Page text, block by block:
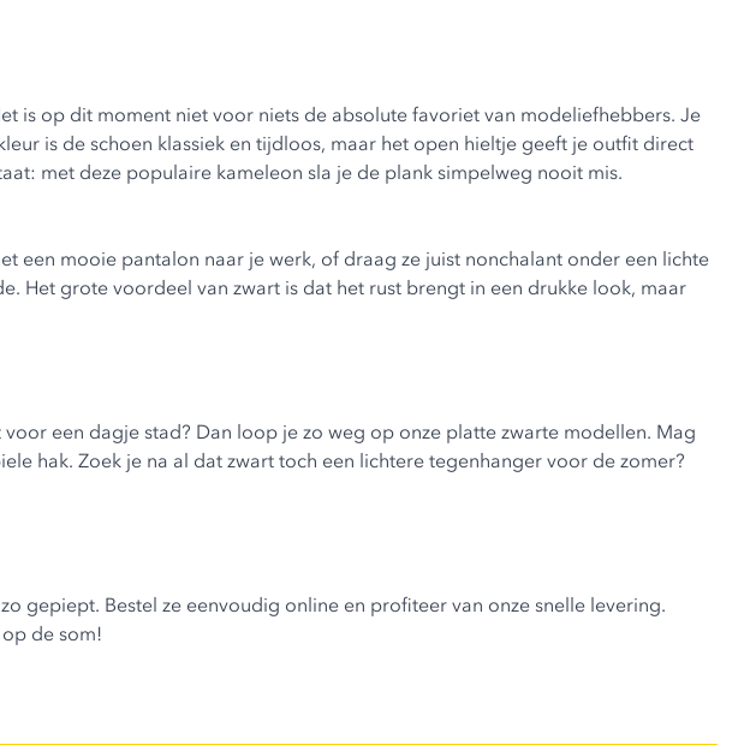
is op dit moment niet voor niets de absolute favoriet van modeliefhebbers. Je
is de schoen klassiek en tijdloos, maar het open hieltje geeft je outfit direct
met deze populaire kameleon sla je de plank simpelweg nooit mis.
een mooie pantalon naar je werk, of draag ze juist nonchalant onder een lichte
Het grote voordeel van zwart is dat het rust brengt in een drukke look, maar
een dagje stad? Dan loop je zo weg op onze platte zwarte modellen. Mag
hak. Zoek je na al dat zwart toch een lichtere tegenhanger voor de zomer?
gepiept. Bestel ze eenvoudig online en profiteer van onze snelle levering.
de som!